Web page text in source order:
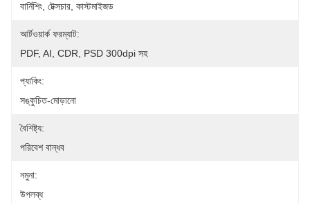
বার্নিশিং, টেক্সচার, কাস্টমাইজড
আর্টওয়ার্ক ফরম্যাট:
PDF, AI, CDR, PSD 300dpi সহ
প্যাকিং:
সঙ্কুচিত-মোড়ানো
বৈশিষ্ট্য:
পরিবেশ বান্ধব
নমুনা:
উপলব্ধ